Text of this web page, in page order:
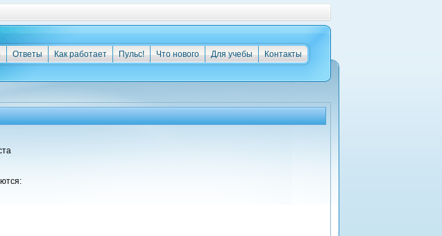
Контакты
Для учебы
Что нового
Пульс!
Как работает
Ответы